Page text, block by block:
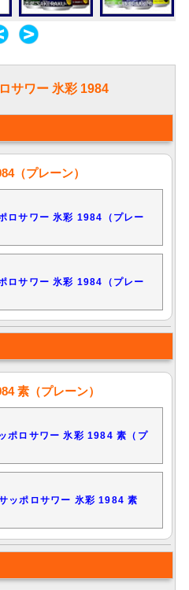
サワー 氷彩 1984
（プレーン）
ロサワー 氷彩 1984（プレー
ロサワー 氷彩 1984（プレー
素（プレーン）
ポロサワー 氷彩 1984 素（プ
ッポロサワー 氷彩 1984 素